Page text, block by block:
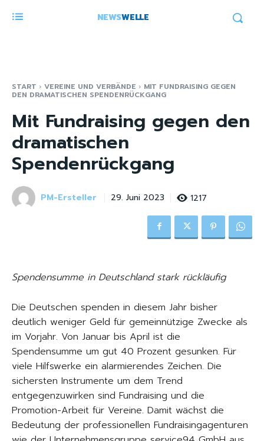
NEWSWELLE
START VEREINE UND VERBÄNDE MIT FUNDRAISING GEGEN
DEN DRAMATISCHEN SPENDENRÜCKGANG
Mit Fundraising gegen den
dramatischen
Spendenrückgang
PM-Ersteller 29. Juni 2023 1217
Spendensumme in Deutschland stark rückläufig
Die Deutschen spenden in diesem Jahr bisher
deutlich weniger Geld für gemeinnützige Zwecke als
im Vorjahr. Von Januar bis April ist die
Spendensumme um gut 40 Prozent gesunken. Für
viele Hilfswerke ein alarmierendes Zeichen. Die
sichersten Instrumente um dem Trend
entgegenzuwirken sind Fundraising und die
Promotion-Arbeit für Vereine. Damit wächst die
Bedeutung der professionellen Fundraisingagenturen